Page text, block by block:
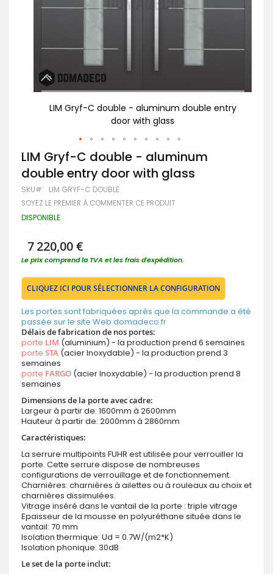
LIM Gryf-C double - aluminum double entry
door with glass
Passer
au
début
de
la
Galerie
d’images
LIM Gryf-C double - aluminum
double entry door with glass
SKU LIM GRYF-C DOUBLE
SOYEZ LE PREMIER À COMMENTER CE PRODUIT
DISPONIBLE
7 220,00 €
Le prix comprend la TVA et les frais d'expédition.
CLIQUEZ ICI POUR SÉLECTIONNER LA CONFIGURATION
Les portes sont fabriquées après que la commande a été
passée sur le site Web domadeco.fr
Délais de fabrication de nos portes:
porte LIM (aluminium) - la production prend 6 semaines
porte STA (acier Inoxydable) - la production prend 3
semaines
porte FARGO (acier Inoxydable) - la production prend 8
semaines
Dimensions de la porte avec cadre:
Largeur à partir de: 1600mm à 2600mm
Hauteur à partir de: 2000mm à 2860mm
Caractéristiques:
La serrure multipoints FUHR est utilisée pour verrouiller la
porte. Cette serrure dispose de nombreuses
configurations de verrouillage et de fonctionnement.
Charnières: charnières à ailettes ou à rouleaux au choix et
charnières dissimulées.
Vitrage inséré dans le vantail de la porte : triple vitrage
Epaisseur de la mousse en polyuréthane située dans le
vantail: 70 mm
Isolation thermique: Ud = 0.7W/(m2*K)
Isolation phonique: 30dB
Le set de la porte inclut: